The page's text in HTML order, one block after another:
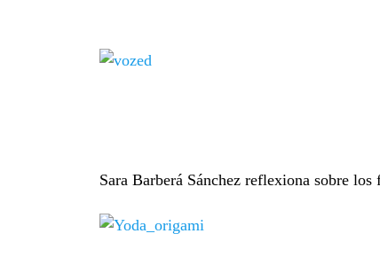
YODA SE EQUIVOCA
Sara Barberá Sánchez reflexiona sobre